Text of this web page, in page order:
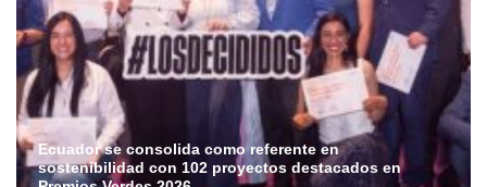
Ecuador se consolida como referente en
sostenibilidad con 102 proyectos destacados en